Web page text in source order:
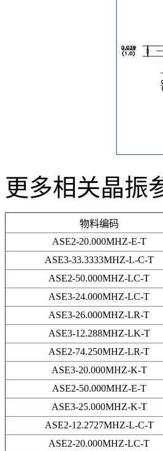
更多相关晶振
物料编码
ASE2-20.000MHZ-E-T
ASE3-33.3333MHZ-L-C-T
ASE2-50.000MHZ-LC-T
ASE3-24.000MHZ-LC-T
ASE3-26.000MHZ-LR-T
ASE3-12.288MHZ-LK-T
ASE2-74.250MHZ-LR-T
ASE3-20.000MHZ-K-T
ASE2-50.000MHZ-E-T
ASE3-25.000MHZ-K-T
ASE2-12.2727MHZ-L-C-T
ASE2-20.000MHZ-LC-T